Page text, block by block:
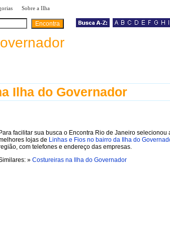
Sobre a Ilha
Ilha do Governador
facilitar sua busca o Encontra Rio de Janeiro selecionou
lojas de Linhas e Fios no bairro da Ilha do
com telefones e endereço das empresas.
» Costureiras na Ilha do Governador